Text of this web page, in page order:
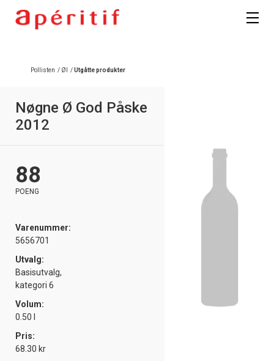
Pollisten / Øl /Utgåtte produkter
Nøgne Ø God Påske
2012
88
POENG
Varenummer:
5656701
Utvalg:
Basisutvalg,
kategori 6
Volum:
0.50 l
Pris:
68.30 kr